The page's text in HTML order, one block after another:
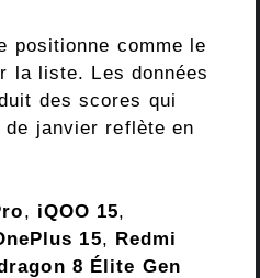
positionne comme le
la liste. Les données
des scores qui
de janvier reflète en
, iQOO 15,
15, Redmi
8 Élite Gen